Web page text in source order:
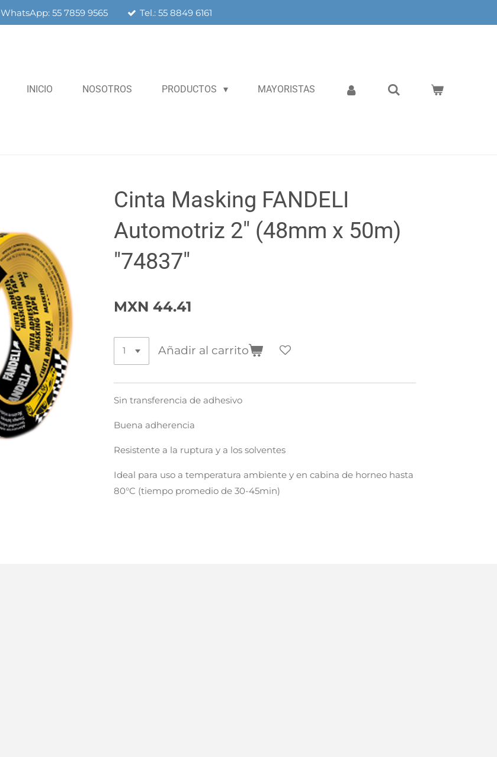
WhatsApp: 55 7859 9565 Tel.: 55 8849 6161
INICIO NOSOTROS PRODUCTOS MAYORISTAS
Cinta Masking FANDELI
Automotriz 2" (48mm x 50m)
"74837"
MXN 44.41
Añadir al carrito
Sin transferencia de adhesivo
Buena adherencia
Resistente a la ruptura y a los solventes
Ideal para uso a temperatura ambiente y en cabina de horneo hasta
80°C (tiempo promedio de 30-45min)